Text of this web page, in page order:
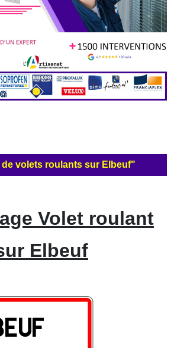
volets roulants sur Elbeuf"
Volet roulant
Elbeuf